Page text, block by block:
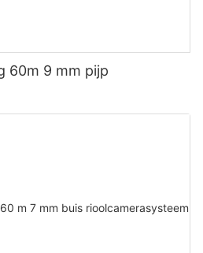
60m 9 mm pijp